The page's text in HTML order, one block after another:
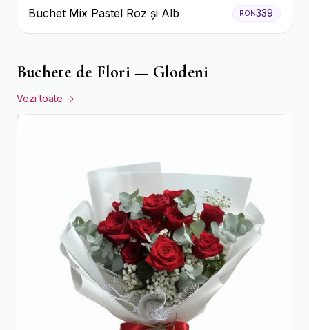
Buchet Mix Pastel Roz și Alb RON339
Buchete de Flori — Glodeni
Vezi toate →